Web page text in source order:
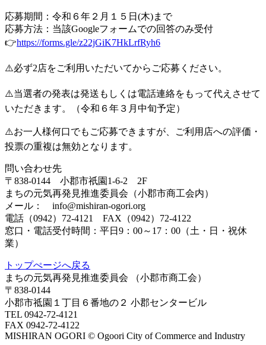
応募期間：令和６年２月１５日(木)まで
応募方法：当該Googleフォームでの回答のみ受付
👉https://forms.gle/z22jGiK7HkLrfRyh6
⚠️必ず2店をご利用いただいてからご応募ください。
⚠️当選者の発表は発送もしくは電話連絡をもって代えさせて
いただきます。（令和６年３月中旬予定）
⚠️お一人様何口でもご応募できますが、ご利用店への評価・
投票の重複は無効となります。
問い合わせ先
〒838-0144 小郡市祇園1-6-2 2F
まちの元気再発見推進委員会（小郡市商工会内）
メール： info@mishiran-ogori.org
電話（0942）72-4121 FAX（0942）72-4122
窓口・電話受付時間：平日9：00～17：00（土・日・祝休
業）
トップぺージへ戻る
まちの元気再発見推進委員会
（小郡市商工会）
〒838-0144
小郡市祗園１丁目６番地の２ 小郡センタービル
TEL 0942-72-4121
FAX 0942-72-4122
MISHIRAN OGORI © Ogoori City of Commerce and Industry